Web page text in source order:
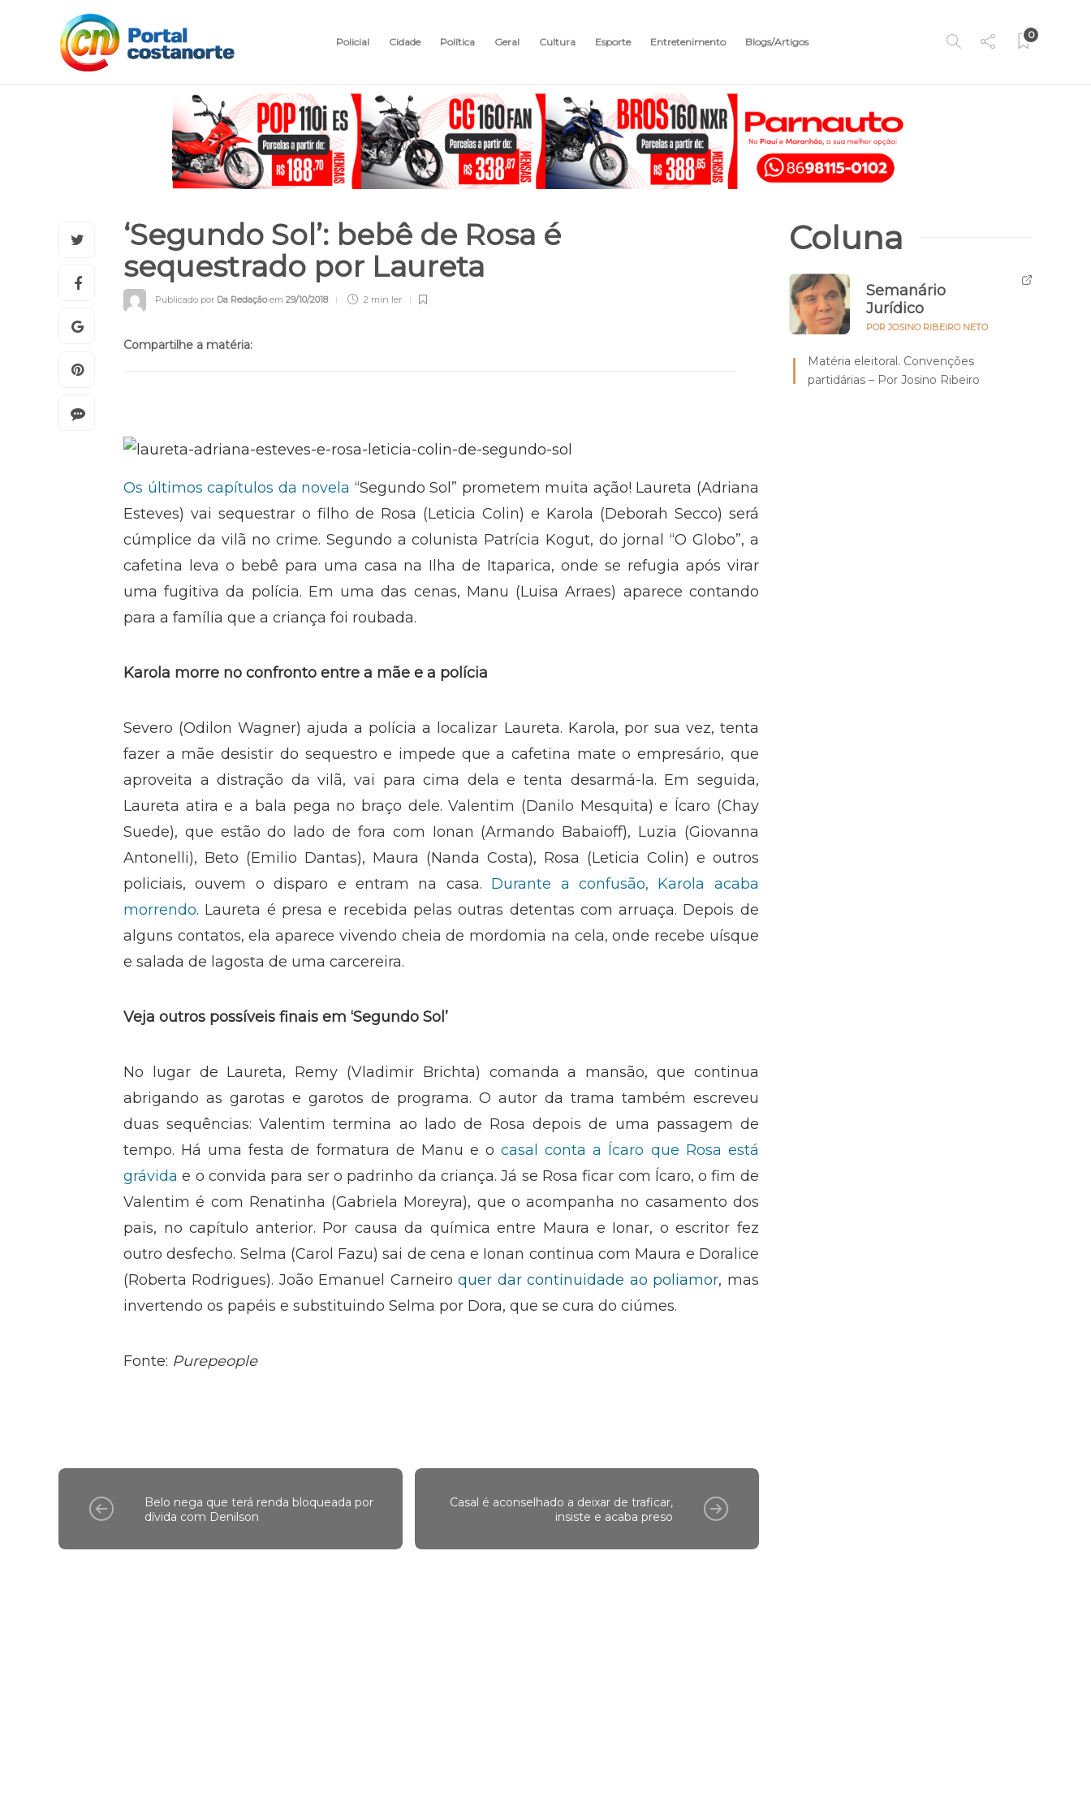
Policial Cidade Política Geral Cultura Esporte Entretenimento Blogs/Artigos
0
‘Segundo Sol’: bebê de Rosa é
sequestrado por Laureta
Publicado por Da Redaçãoem 29/10/2018 2 min ler
Compartilhe a matéria:
Os últimos capítulos da novela “Segundo Sol” prometem muita ação! Laureta (Adriana
Esteves) vai sequestrar o filho de Rosa (Leticia Colin) e Karola (Deborah Secco) será
cúmplice da vilã no crime. Segundo a colunista Patrícia Kogut, do jornal “O Globo”, a
cafetina leva o bebê para uma casa na Ilha de Itaparica, onde se refugia após virar
uma fugitiva da polícia. Em uma das cenas, Manu (Luisa Arraes) aparece contando
para a família que a criança foi roubada.
Karola morre no confronto entre a mãe e a polícia
Severo (Odilon Wagner) ajuda a polícia a localizar Laureta. Karola, por sua vez, tenta
fazer a mãe desistir do sequestro e impede que a cafetina mate o empresário, que
aproveita a distração da vilã, vai para cima dela e tenta desarmá-la. Em seguida,
Laureta atira e a bala pega no braço dele. Valentim (Danilo Mesquita) e Ícaro (Chay
Suede), que estão do lado de fora com Ionan (Armando Babaioff), Luzia (Giovanna
Antonelli), Beto (Emilio Dantas), Maura (Nanda Costa), Rosa (Leticia Colin) e outros
policiais, ouvem o disparo e entram na casa. Durante a confusão, Karola acaba
morrendo. Laureta é presa e recebida pelas outras detentas com arruaça. Depois de
alguns contatos, ela aparece vivendo cheia de mordomia na cela, onde recebe uísque
e salada de lagosta de uma carcereira.
Veja outros possíveis finais em ‘Segundo Sol’
No lugar de Laureta, Remy (Vladimir Brichta) comanda a mansão, que continua
abrigando as garotas e garotos de programa. O autor da trama também escreveu
duas sequências: Valentim termina ao lado de Rosa depois de uma passagem de
tempo. Há uma festa de formatura de Manu e ocasal conta a Ícaro que Rosa está
grávida e o convida para ser o padrinho da criança. Já se Rosa ficar com Ícaro, o fim de
Valentim é com Renatinha (Gabriela Moreyra), que o acompanha no casamento dos
pais, no capítulo anterior. Por causa da química entre Maura e Ionar, o escritor fez
outro desfecho. Selma (Carol Fazu) sai de cena e Ionan continua com Maura e Doralice
(Roberta Rodrigues). João Emanuel Carneiroquer dar continuidade ao poliamor, mas
invertendo os papéis e substituindo Selma por Dora, que se cura do ciúmes.
Fonte: Purepeople
Belo nega que terá renda bloqueada por
dívida com Denilson
Casal é aconselhado a deixar de traficar,
insiste e acaba preso
Coluna
Semanário
Jurídico
POR JOSINO RIBEIRO NETO
Matéria eleitoral. Convenções
partidárias – Por Josino Ribeiro